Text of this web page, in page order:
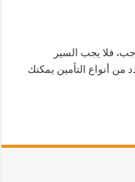
فلا يجب السير
من أنواع التأمين يمكنك